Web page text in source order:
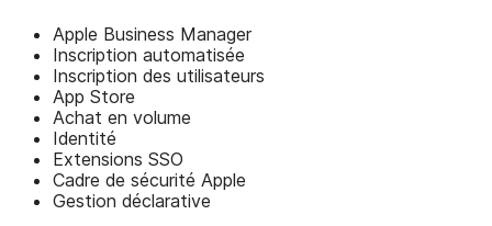
Apple Business Manager
Inscription automatisée
Inscription des utilisateurs
App Store
Achat en volume
Identité
Extensions SSO
Cadre de sécurité Apple
Gestion déclarative